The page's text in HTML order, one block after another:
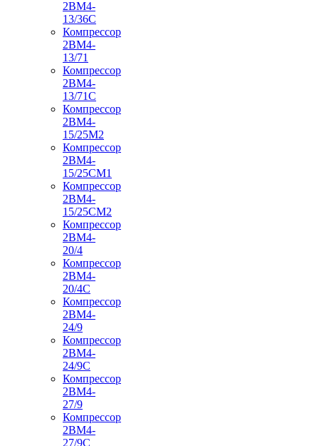
2ВМ4-
13/36С
Компрессор
2ВМ4-
13/71
Компрессор
2ВМ4-
13/71С
Компрессор
2ВМ4-
15/25М2
Компрессор
2ВМ4-
15/25СМ1
Компрессор
2ВМ4-
15/25СМ2
Компрессор
2ВМ4-
20/4
Компрессор
2ВМ4-
20/4С
Компрессор
2ВМ4-
24/9
Компрессор
2ВМ4-
24/9С
Компрессор
2ВМ4-
27/9
Компрессор
2ВМ4-
27/9С